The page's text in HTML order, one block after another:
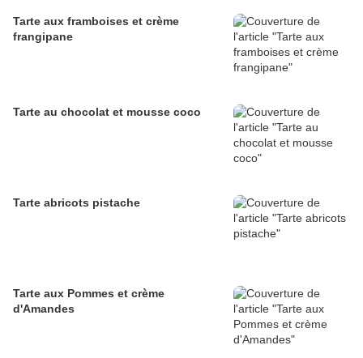
Tarte aux framboises et crème
frangipane
Tarte au chocolat et mousse coco
Tarte abricots pistache
Tarte aux Pommes et crème
d'Amandes